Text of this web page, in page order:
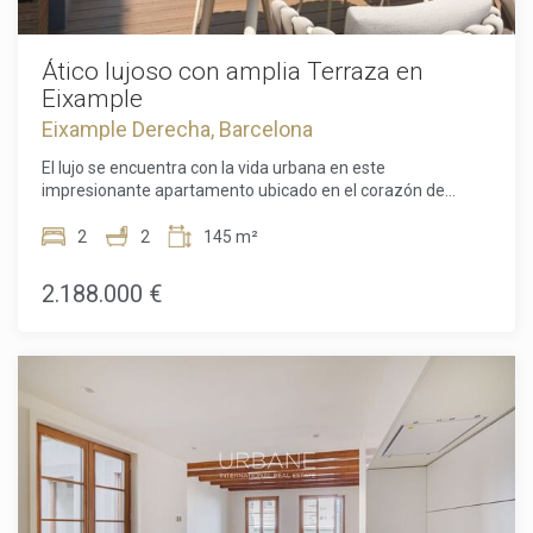
disposa de bany en suite i zona de vestidor. Aquesta
habitació té vistes al menjador. No perdi aquesta increïble
Ático lujoso con amplia Terraza en
Eixample
Eixample Derecha, Barcelona
El lujo se encuentra con la vida urbana en este
impresionante apartamento ubicado en el corazón de
cuadrados, esta obra maestra contemporánea ofrece la
destacado de esta residencia es la amplia terraza de 67,56
metros cuadrados, donde puedes disfrutar de
sea para entretener al aire libre o relajarte en paz, esta
terraza lo tiene todo. Al entrar, descubrirás dos amplios
dormitorios, cada uno con su propio baño privado,
brindando un amplio espacio y privacidad para familias o
parejas. Los baños modernos y elegantes están acabados
con los más altos estándares, mostrando accesorios y
detalles impecables. La cocina totalmente equipada cuenta
2 2 145 m²
2.188.000 €